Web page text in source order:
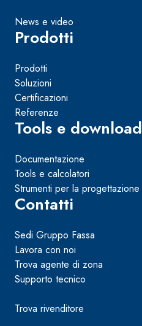
News e video
Prodotti
Prodotti
Soluzioni
Certificazioni
Referenze
Tools e download
Documentazione
Tools e calcolatori
Strumenti per la progettazione
Contatti
Sedi Gruppo Fassa
Lavora con noi
Trova agente di zona
Supporto tecnico
Trova rivenditore